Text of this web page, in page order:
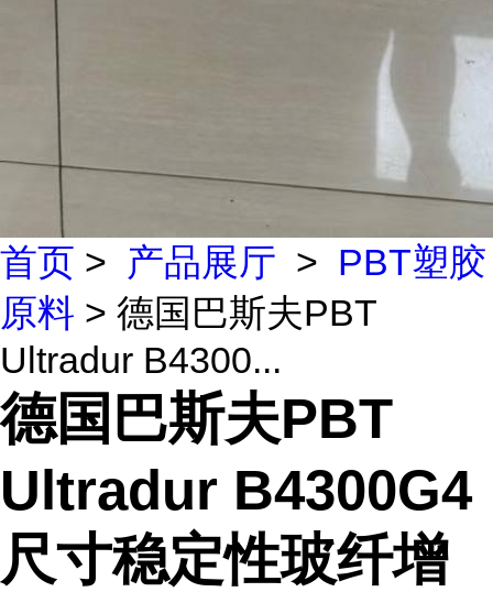
首页 > 产品展厅 > PBT塑胶
原料 > 德国巴斯夫PBT
Ultradur B4300...
德国巴斯夫PBT
Ultradur B4300G4
尺寸稳定性玻纤增